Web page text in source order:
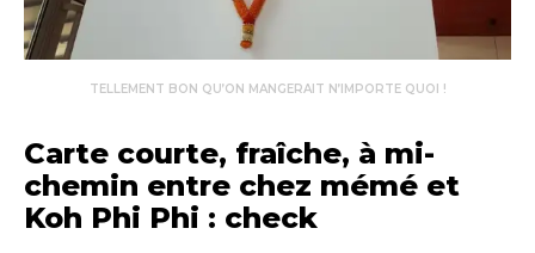
TELLEMENT BON QU’ON MANGERAIT N’IMPORTE QUOI !
Carte courte, fraîche, à mi-
chemin entre chez mémé et
Koh Phi Phi : check